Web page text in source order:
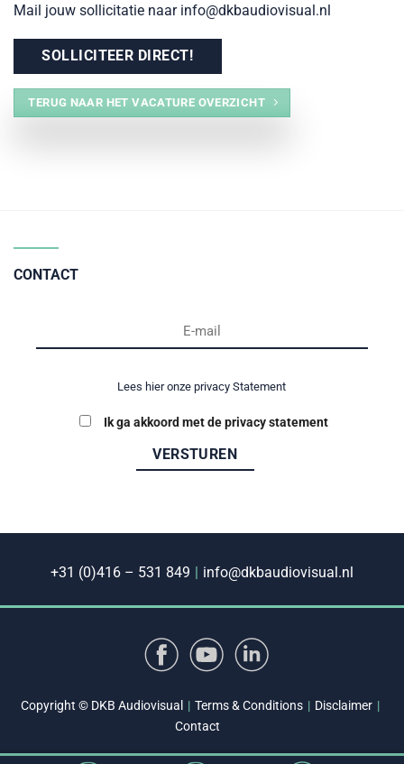
Mail jouw sollicitatie naar info@dkbaudiovisual.nl
SOLLICITEER DIRECT!
TERUG NAAR HET VACATURE OVERZICHT
CONTACT
Lees hier onze privacy Statement
Ik ga akkoord met de privacy statement
+31 (0)416 – 531 849 | info@dkbaudiovisual.nl
Copyright © DKB Audiovisual | Terms & Conditions | Disclaimer |
Contact